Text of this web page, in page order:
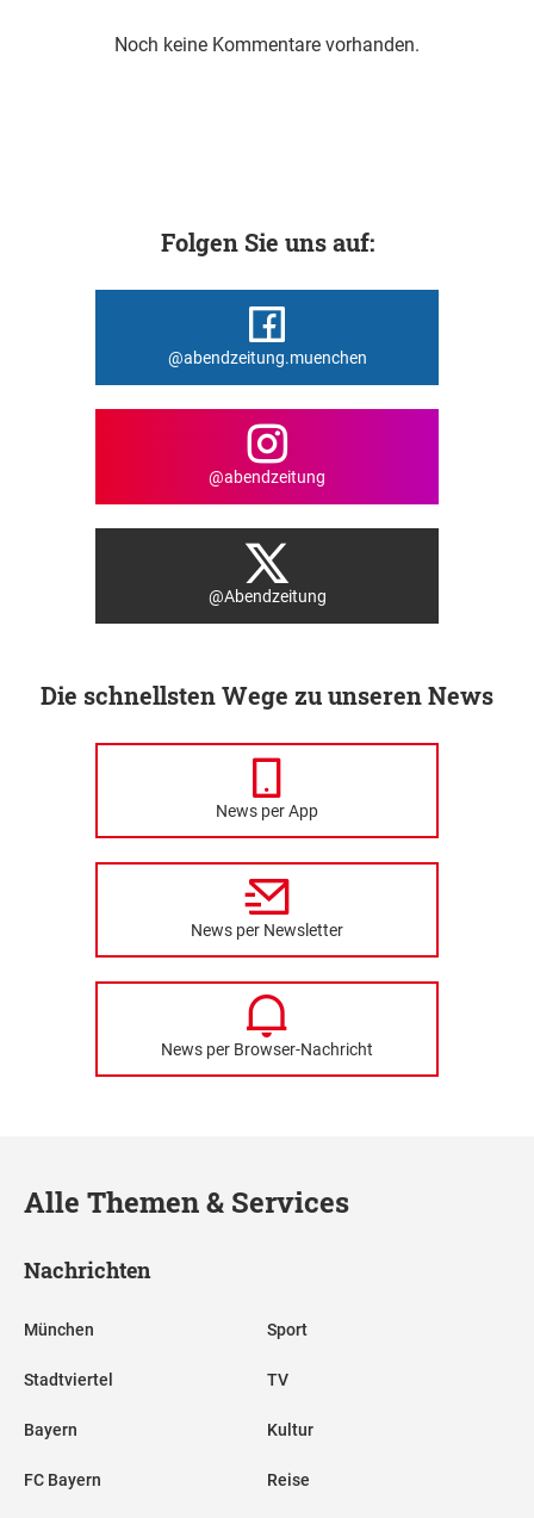
Noch keine Kommentare vorhanden.
Folgen Sie uns auf:
@abendzeitung.muenchen
@abendzeitung
@Abendzeitung
Die schnellsten Wege zu unseren News
News per App
News per Newsletter
News per Browser-Nachricht
Alle Themen & Services
Nachrichten
München
Stadtviertel
Bayern
FC Bayern
Sport
TV
Kultur
Reise